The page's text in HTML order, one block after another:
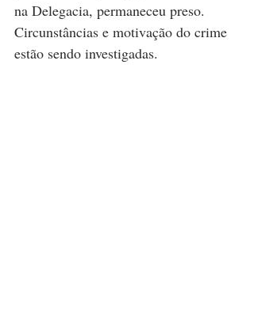
na Delegacia, permaneceu preso.
Circunstâncias e motivação do crime
estão sendo investigadas.